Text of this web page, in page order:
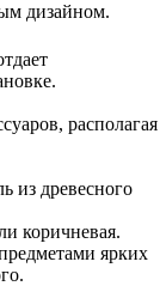
дизайном.
располагая
из древесного
коричневая.
ярких